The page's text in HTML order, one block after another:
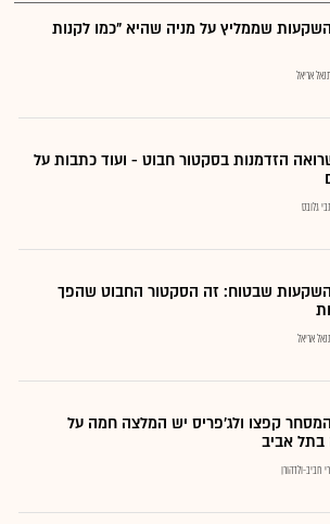
שממליץ על מניה שהיא "כמו לקנות
אריאל
הזדמנות בסקטור חבוט - ועוד כתבות על
גלובס
שבטוח: זה הסקטור החבוט שהפך
אריאל
המסחר קפצו ולג'פריס יש המלצה חמה על
בתל אביב
חביב-ולדהורן